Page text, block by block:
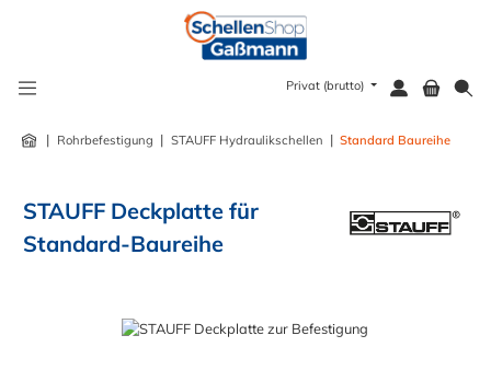
Privat (brutto)
| Rohrbefestigung | STAUFF Hydraulikschellen | Standard Baureihe
STAUFF Deckplatte für
Standard-Baureihe
Bildergalerie überspringen